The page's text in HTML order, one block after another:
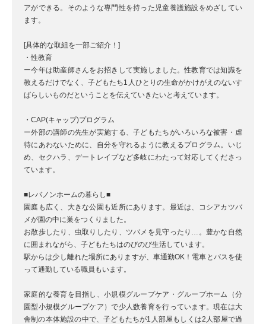
アができる。そのような専門性を持った児童養護施設をめざしてい
ます。
[具体的な取組を一部ご紹介！]
・性教育
ー今年は助産師さんをお招きして実施しました。性教育では知識を
教えるだけでなく、子どもたち1人ひとりの生命がかけがえのないす
ばらしいものだということを伝えていきたいと考えています。
・CAP(キャップ)プログラム
ー外部の講師の先生が実施する、子どもたちがいろいろな被害・虐
待にあわないために、自分を守れるように教えるプログラム。いじ
め、セクハラ、デートレイプなど多岐にわたって対応してくださっ
ています。
■レバノンホームの暮らし■
園庭も広く、大きな公園も近所にあります。最近は、コシアカツバ
メが園の中に巣をつくりました。
お散歩したり、虫取りしたり、ツバメを見守ったり…。豊かな自然
に囲まれながら、子どもたちはのびのび生活しています。
駅からは少し離れた場所にありますが、車通勤OK！電車とバスを使
って通勤している職員もいます。
家庭的な養育を目指し、小規模グループケア・グループホーム（分
園型小規模グループケア）で少人数養育を行っています。現在は大
舎制の本体施設の中で、子どもたちが1人部屋もしくは2人部屋で過